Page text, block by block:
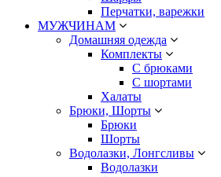
Перчатки, варежки
МУЖЧИНАМ
Домашняя одежда
Комплекты
С брюками
С шортами
Халаты
Брюки, Шорты
Брюки
Шорты
Водолазки, Лонгсливы
Водолазки